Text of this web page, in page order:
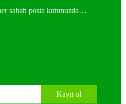
sabah posta kutunuzda…
Kayıt ol